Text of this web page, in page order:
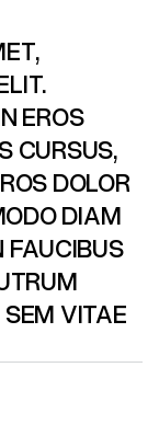
EROS
CURSUS,
DOLOR
DIAM
FAUCIBUS
VITAE